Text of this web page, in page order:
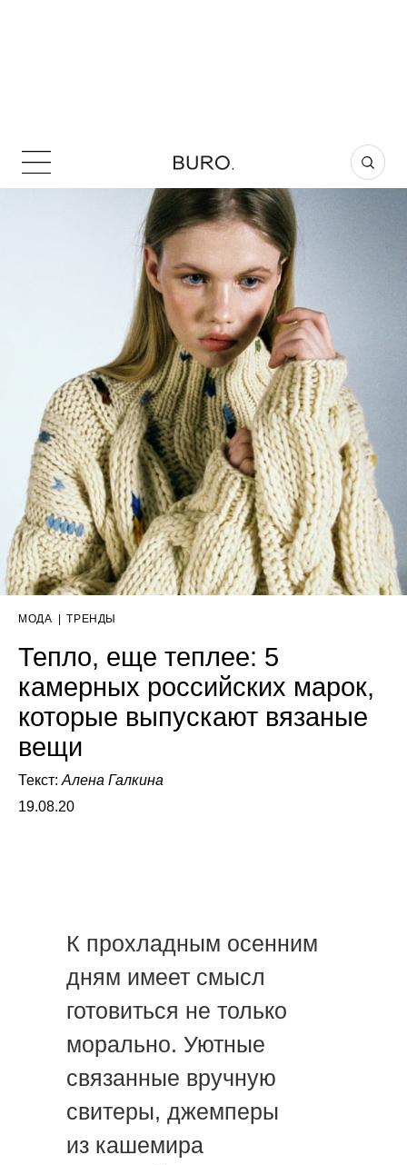
МОДА ТРЕНДЫ
Тепло, еще теплее: 5
камерных российских марок,
которые выпускают вязаные
вещи
Текст: Алена Галкина
19.08.20
К прохладным осенним
дням имеет смысл
готовиться не только
морально. Уютные
связанные вручную
свитеры, джемперы
из кашемира